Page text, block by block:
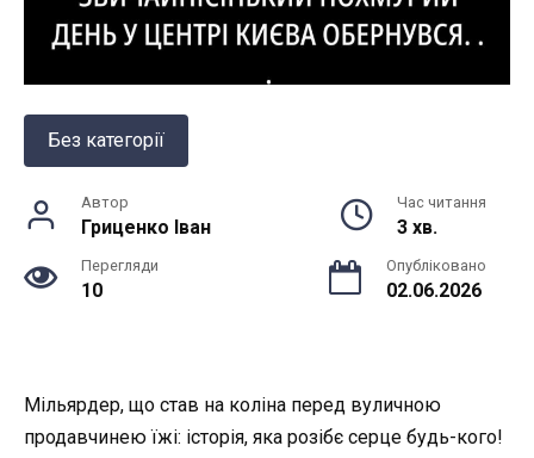
Без категорії
Автор
Гриценко Іван
Час читання
3 хв.
Перегляди
10
Опубліковано
02.06.2026
Мільярдер, що став на коліна перед вуличною
продавчинею їжі: історія, яка розібє серце будь-кого!